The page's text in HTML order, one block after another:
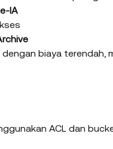
IA
biaya terendah,
ACL dan